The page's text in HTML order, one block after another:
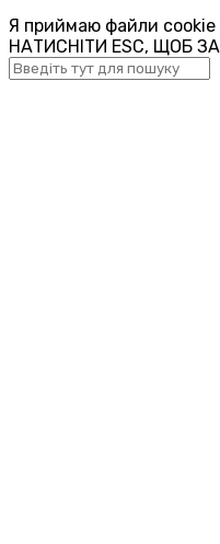
Я приймаю файли cookie
НАТИСНІТИ ESC, ЩОБ